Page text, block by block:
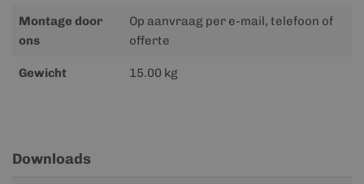
Montage door
ons
Op aanvraag per e-mail, telefoon of
offerte
Gewicht 15.00 kg
Downloads